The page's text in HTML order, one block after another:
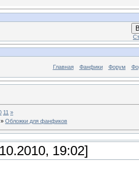
Главная Фанфики Форум
11 »
» Обложки для фанфиков
19:02]